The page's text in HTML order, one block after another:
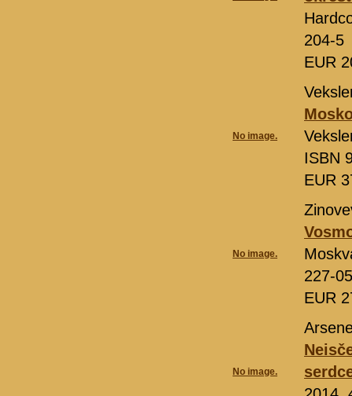
204-5
EUR
No image.
ISBN
EUR
No image.
227-
EUR
No image.